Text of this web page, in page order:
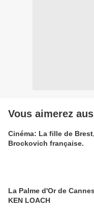
Vous aimerez
Cinéma: La fille de
Brockovich française.
La Palme d'Or de
KEN LOACH